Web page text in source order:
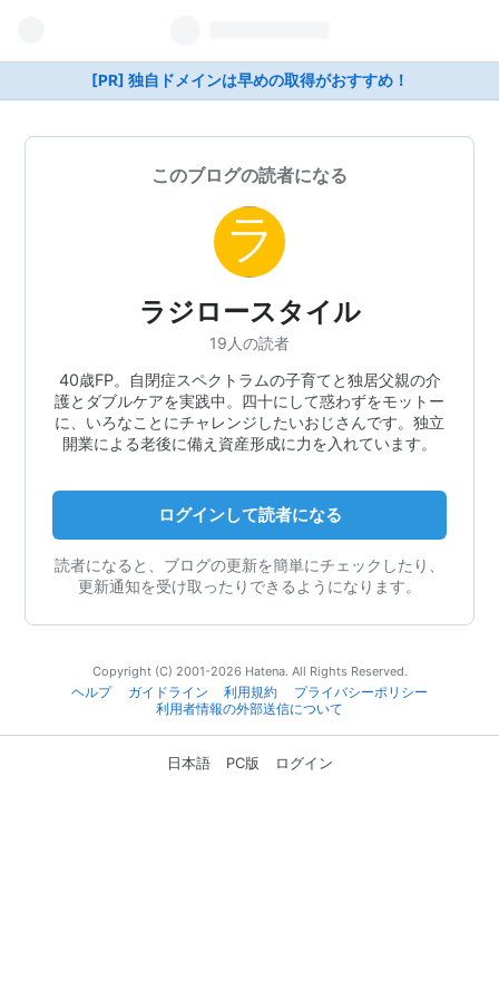
[PR] 独自ドメインは早めの取得がおすすめ！
このブログの読者になる
ラジロースタイル
19人の読者
40歳FP。自閉症スペクトラムの子育てと独居父親の介
護とダブルケアを実践中。四十にして惑わずをモットー
に、いろなことにチャレンジしたいおじさんです。独立
開業による老後に備え資産形成に力を入れています。
ログインして読者になる
読者になると、ブログの更新を簡単にチェックしたり、
更新通知を受け取ったりできるようになります。
Copyright (C) 2001-2026 Hatena. All Rights Reserved.
ヘルプ
ガイドライン 利用規約
プライバシーポリシー
利用者情報の外部送信について
日本語 PC版 ログイン